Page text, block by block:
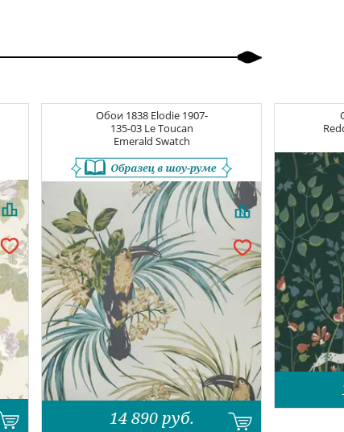
Обои 1838 Elodie 1907-
135-03 Le Toucan
Emerald Swatch
14 890 руб.